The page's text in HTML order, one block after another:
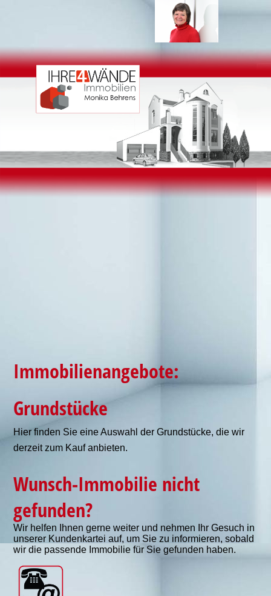
Immobilienangebote:
Grundstücke
Hier finden Sie eine Auswahl der Grundstücke, die wir
derzeit zum Kauf anbieten.
Wunsch-Immobilie nicht
gefunden?
Wir helfen Ihnen gerne weiter und nehmen Ihr Gesuch in
unserer Kundenkartei auf, um Sie zu informieren, sobald
wir die passende Immobilie für Sie gefunden haben.